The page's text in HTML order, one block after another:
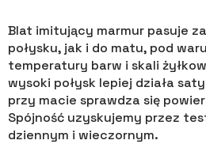
Blat imitujący marmur pasuje
połysku, jak i do matu, pod
temperatury barw i skali
wysoki połysk lepiej działa
przy macie sprawdza się
Spójność uzyskujemy przez
dziennym i wieczornym.